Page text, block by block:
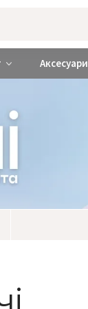
❤️ Київ та
Аксесуари